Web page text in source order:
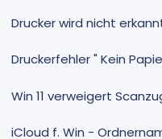
Drucker wird nicht
Druckerfehler " Kein
Win 11 verweigert
iCloud f. Win -